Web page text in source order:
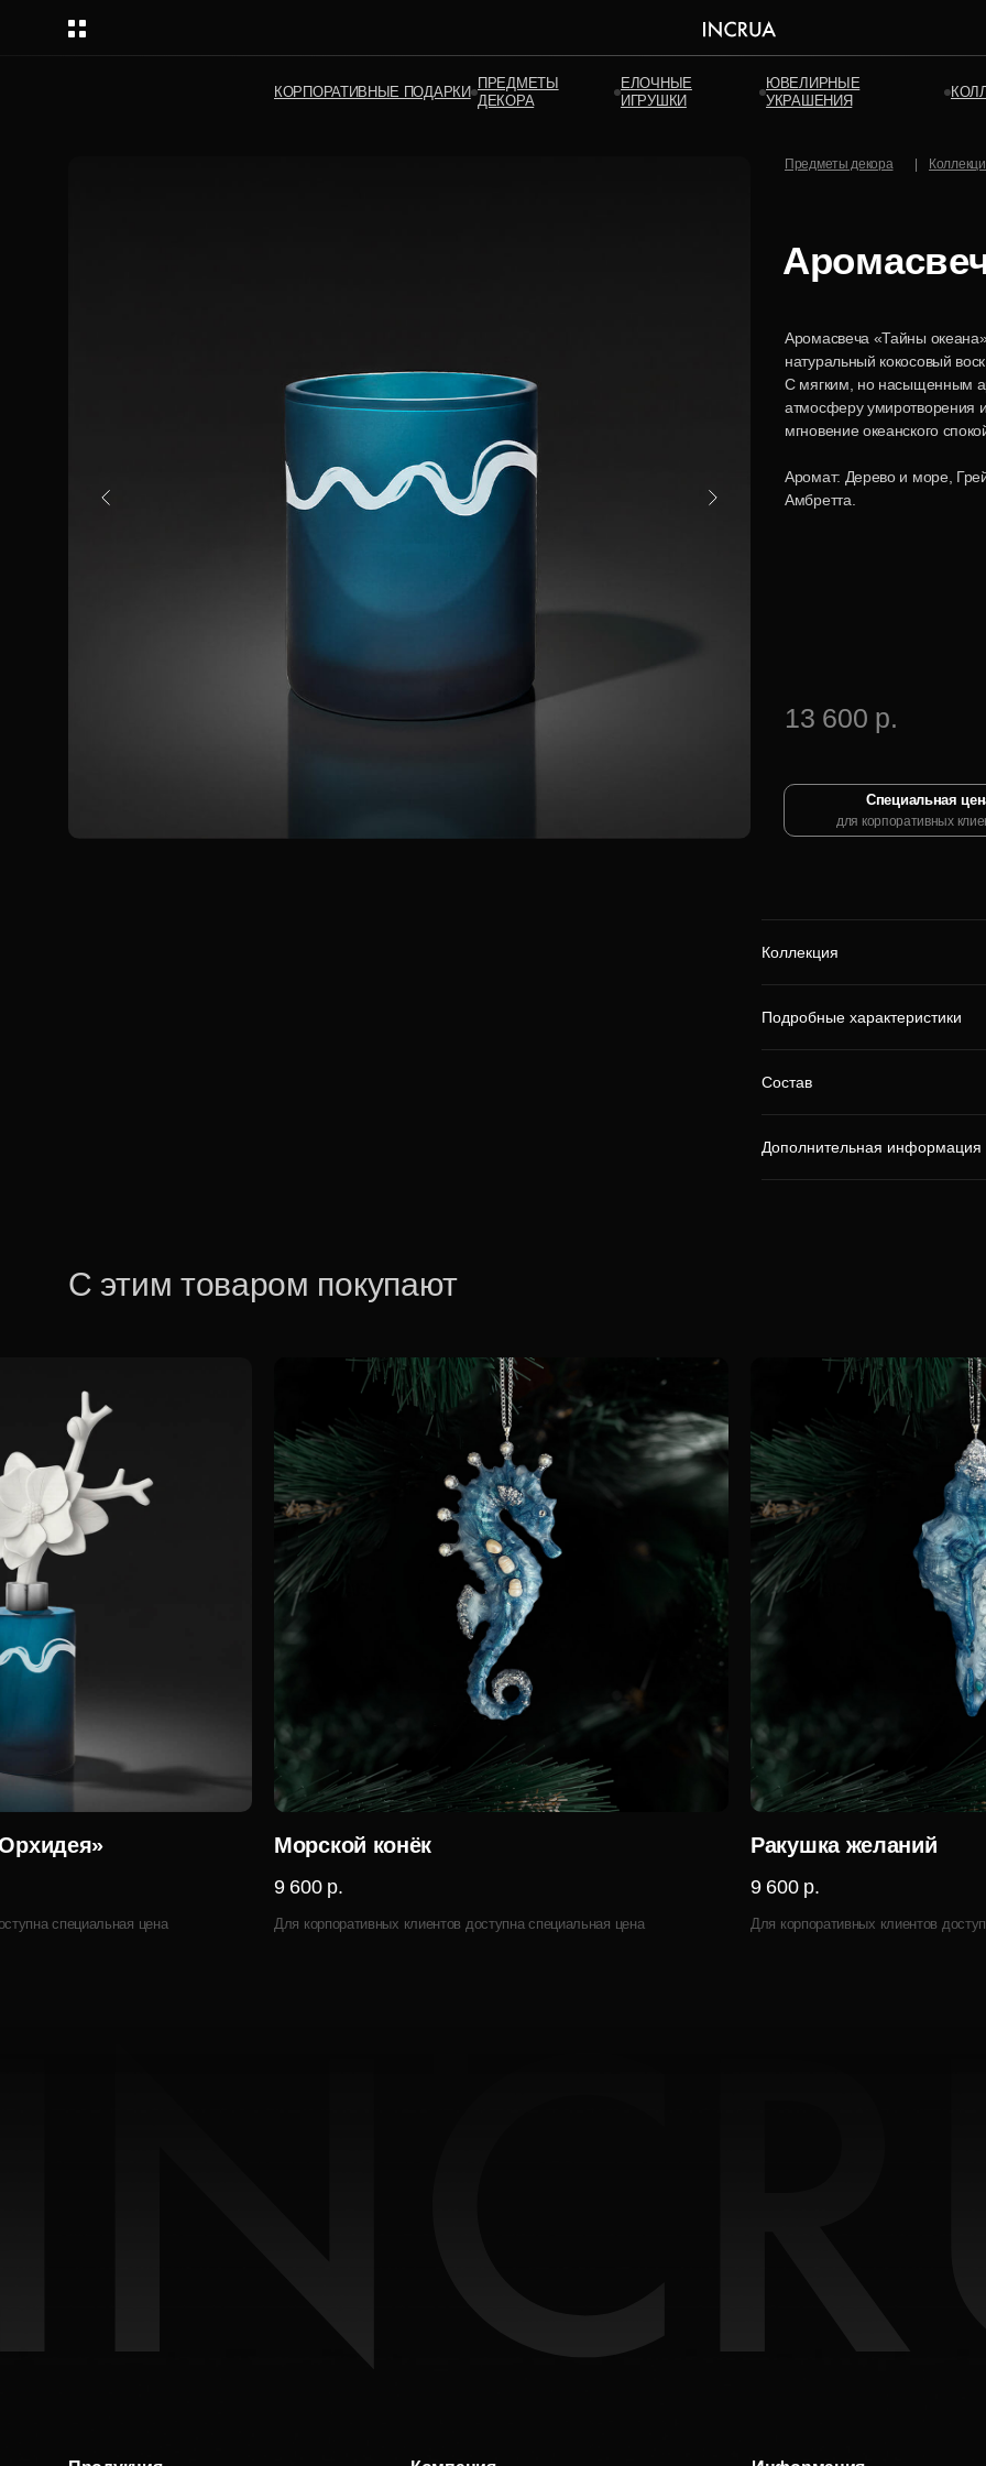
ЮВЕЛИРНЫЕ
УКРАШЕНИЯ
ЕЛОЧНЫЕ
ИГРУШКИ
ПРЕДМЕТЫ
ДЕКОРА
КОРПОРАТИВНЫЕ ПОДАРКИ
Предметы декора
13 600 р.
Аромасвеча «Тайны
натуральный кокосовый
С мягким, но насыщенным
атмосферу умиротворения
мгновение океанского
Аромат: Дерево и море,
Амбретта.
Специальная
для корпоративных
Коллекция
Подробные характеристики
Состав
Дополнительная информация
Ракушка желаний
Для корпоративных клиентов
9 600 р.
Морской конёк
Для корпоративных клиентов доступна специальная цена
9 600 р.
специальная цена
С этим товаром покупают